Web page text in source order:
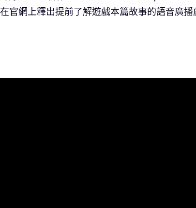
官網上釋出提前了解遊戲本篇故事的語音廣播